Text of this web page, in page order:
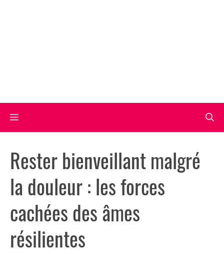
Menu
Rester bienveillant malgré
la douleur : les forces
cachées des âmes
résilientes